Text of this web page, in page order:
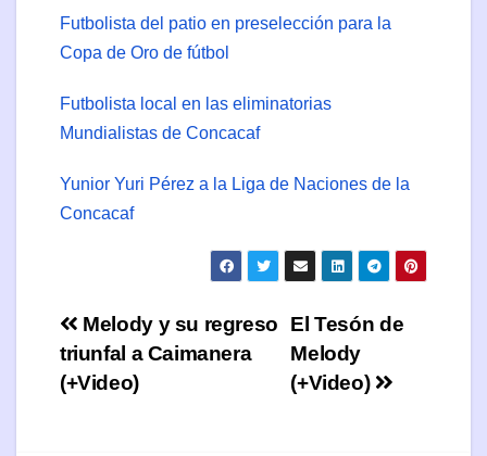
Futbolista del patio en preselección para la
Copa de Oro de fútbol
Futbolista local en las eliminatorias
Mundialistas de Concacaf
Yunior Yuri Pérez a la Liga de Naciones de la
Concacaf
Navegación
de
El Tesón de
Melody
(+Video)
Melody y su regreso
triunfal a Caimanera
(+Video)